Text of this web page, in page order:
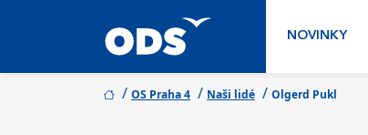
NOVINKY
/ OS Praha 4 / Naši lidé / Olgerd Pukl